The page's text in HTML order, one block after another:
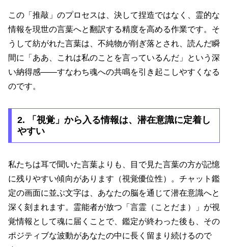
この「推敲」のプロセスは、決して捏造ではなく、霊的な
情報を現世の言葉へと翻訳する精度を高める作業です。そ
うして紡がれた言葉は、不純物が削ぎ落とされ、読んだ瞬
間に「ああ、これは私のことを言っているんだ」という深
い納得感――すなわち魂への共鳴を引き起こしやすくなる
のです。
2. 「視覚」から入る情報は、潜在意識に定着し
やすい
私たちは耳で聞いた言葉よりも、目で見た言葉の方が記憶
に残りやすい傾向があります（視覚優位性）。チャット鑑
定の画面に並ぶ文字は、あなたの脳を通じて潜在意識へと
深く刻まれます。霊能者が放つ「言霊（ことだま）」が視
覚情報として魂に届くことで、鑑定が終わった後も、その
ポジティブな波動があなたの中に長く留まり続けるので